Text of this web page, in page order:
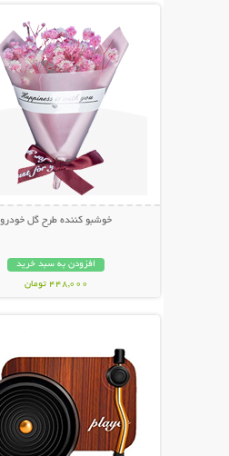
خوشبو کننده طرح گل خودرو
افزودن به سبد خرید
448,000 تومان